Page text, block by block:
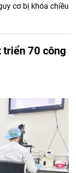
cơ bị khóa chiều
triển 70 công